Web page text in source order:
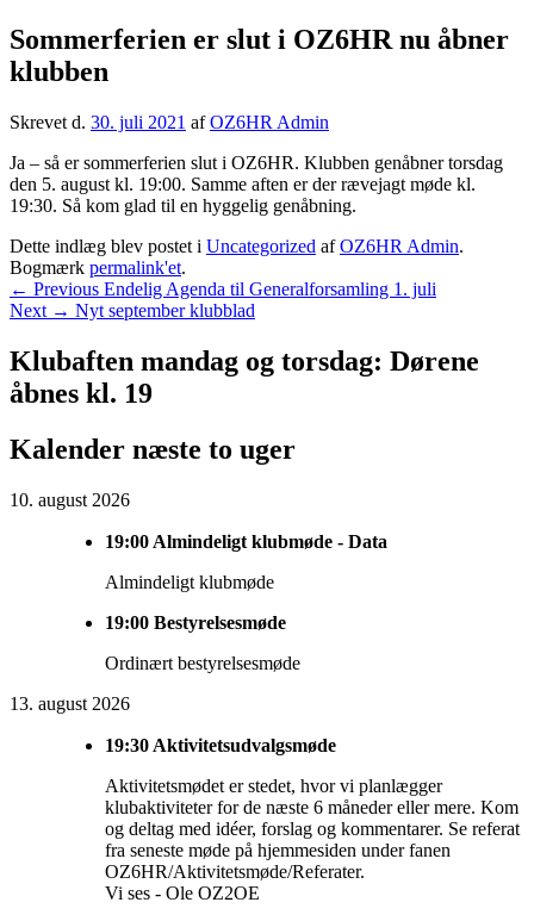
Sommerferien er slut i OZ6HR nu åbner
klubben
Skrevet d. 30. juli 2021 afOZ6HR Admin
Ja – så er sommerferien slut i OZ6HR. Klubben genåbner torsdag
den 5. august kl. 19:00. Samme aften er der rævejagt møde kl.
19:30. Så kom glad til en hyggelig genåbning.
Dette indlæg blev postet i Uncategorized afOZ6HR Admin.
Bogmærk permalink'et.
Indlægsnavigation
← Previous Previous
post:
Endelig Agenda til Generalforsamling 1. juli
Next → Next
Nyt september klubblad
Primary
Sidebar
Area
Klubaften mandag og torsdag: Dørene
åbnes kl. 19
Kalender næste to uger
10. august 2026
19:00 Almindeligt klubmøde - Data
Almindeligt klubmøde
19:00 Bestyrelsesmøde
Ordinært bestyrelsesmøde
13. august 2026
19:30 Aktivitetsudvalgsmøde
Aktivitetsmødet er stedet, hvor vi planlægger
klubaktiviteter for de næste 6 måneder eller mere. Kom
og deltag med idéer, forslag og kommentarer. Se referat
fra seneste møde på hjemmesiden under fanen
OZ6HR/Aktivitetsmøde/Referater.
Vi ses - Ole OZ2OE